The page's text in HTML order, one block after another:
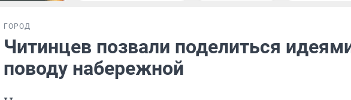
ГОРОД
Читинцев позвали поделиться
поводу набережной